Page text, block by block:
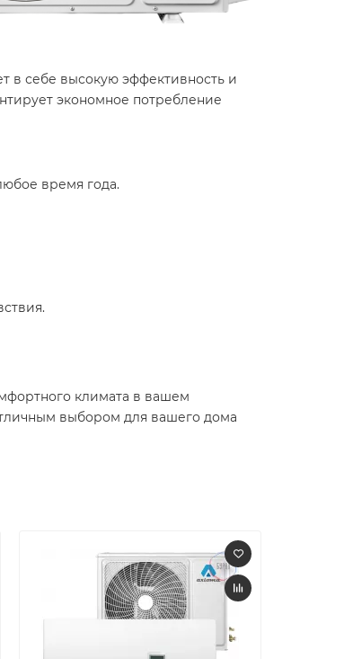
в себе высокую эффективность и
экономное потребление
время года.
климата в вашем
выбором для вашего дома